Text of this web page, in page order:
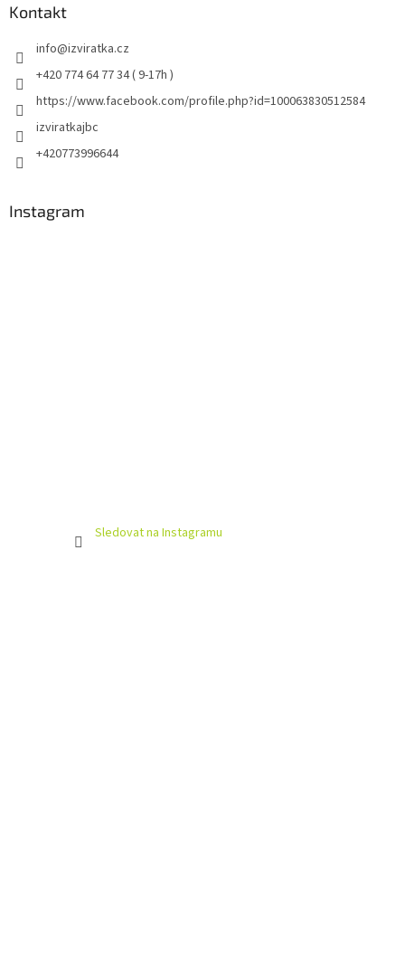
Kontakt
info@izviratka.cz
+420 774 64 77 34 ( 9-17h )
https://www.facebook.com/profile.php?id=100063830512584
izviratkajbc
+420773996644
Instagram
Sledovat na Instagramu